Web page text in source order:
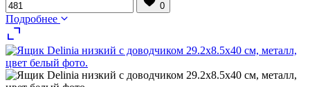
0
Подробнее